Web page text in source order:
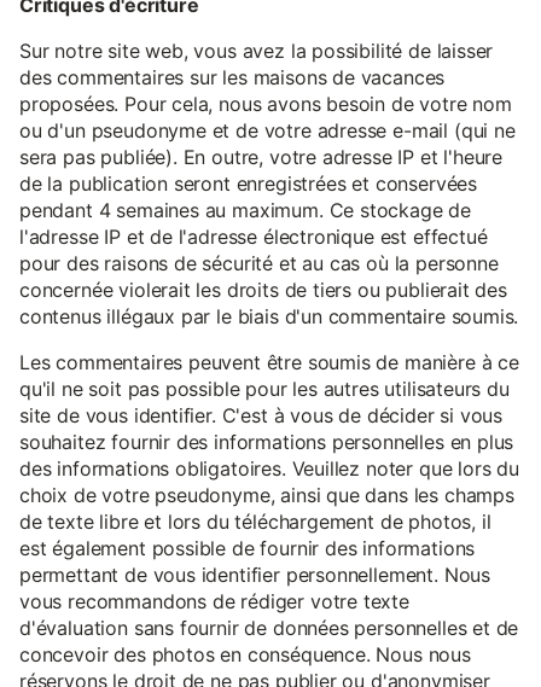
Sur notre site web, vous avez la possibilité de laisser
des commentaires sur les maisons de vacances
proposées. Pour cela, nous avons besoin de votre nom
ou d'un pseudonyme et de votre adresse e-mail (qui ne
sera pas publiée). En outre, votre adresse IP et l'heure
de la publication seront enregistrées et conservées
pendant 4 semaines au maximum. Ce stockage de
l'adresse IP et de l'adresse électronique est effectué
pour des raisons de sécurité et au cas où la personne
concernée violerait les droits de tiers ou publierait des
contenus illégaux par le biais d'un commentaire soumis.
Les commentaires peuvent être soumis de manière à ce
qu'il ne soit pas possible pour les autres utilisateurs du
site de vous identifier. C'est à vous de décider si vous
souhaitez fournir des informations personnelles en plus
des informations obligatoires. Veuillez noter que lors du
choix de votre pseudonyme, ainsi que dans les champs
de texte libre et lors du téléchargement de photos, il
est également possible de fournir des informations
permettant de vous identifier personnellement. Nous
vous recommandons de rédiger votre texte
d'évaluation sans fournir de données personnelles et de
concevoir des photos en conséquence. Nous nous
réservons le droit de ne pas publier ou d'anonymiser